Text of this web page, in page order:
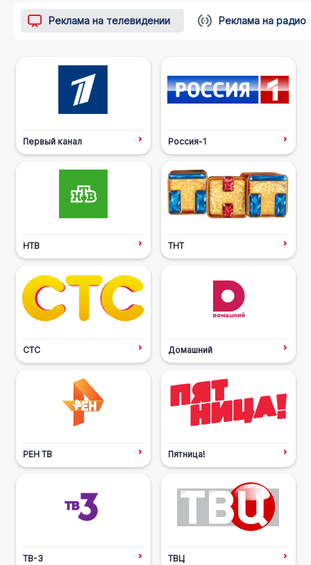
Реклама на телевидении Реклама на радио
Первый канал Россия-1
НТВ ТНТ
СТС Домашний
РЕН ТВ Пятница!
ТВ-3 ТВЦ